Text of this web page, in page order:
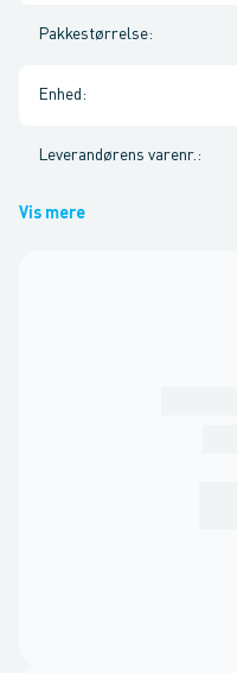
Pakkestørrelse:
Enhed :
Leverandørens varenr. :
Vis mere